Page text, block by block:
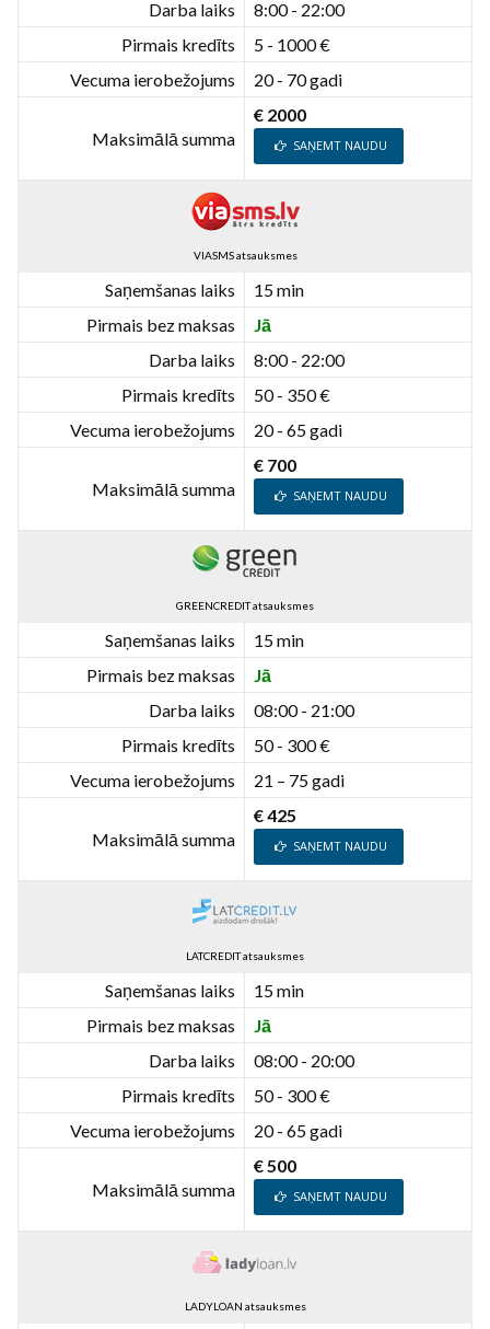
Darba laiks
8:00 - 22:00
Pirmais kredīts
5 - 1000 €
Vecuma ierobežojums
20 - 70 gadi
Maksimālā summa
€ 2000
SAŅEMT NAUDU
VIASMS atsauksmes
Saņemšanas laiks
15 min
Pirmais bez maksas
Jā
Darba laiks
8:00 - 22:00
Pirmais kredīts
50 - 350 €
Vecuma ierobežojums
20 - 65 gadi
Maksimālā summa
€ 700
SAŅEMT NAUDU
GREENCREDIT atsauksmes
Saņemšanas laiks
15 min
Pirmais bez maksas
Jā
Darba laiks
08:00 - 21:00
Pirmais kredīts
50 - 300 €
Vecuma ierobežojums
21 – 75 gadi
Maksimālā summa
€ 425
SAŅEMT NAUDU
LATCREDIT atsauksmes
Saņemšanas laiks
15 min
Pirmais bez maksas
Jā
Darba laiks
08:00 - 20:00
Pirmais kredīts
50 - 300 €
Vecuma ierobežojums
20 - 65 gadi
Maksimālā summa
€ 500
SAŅEMT NAUDU
LADYLOAN atsauksmes